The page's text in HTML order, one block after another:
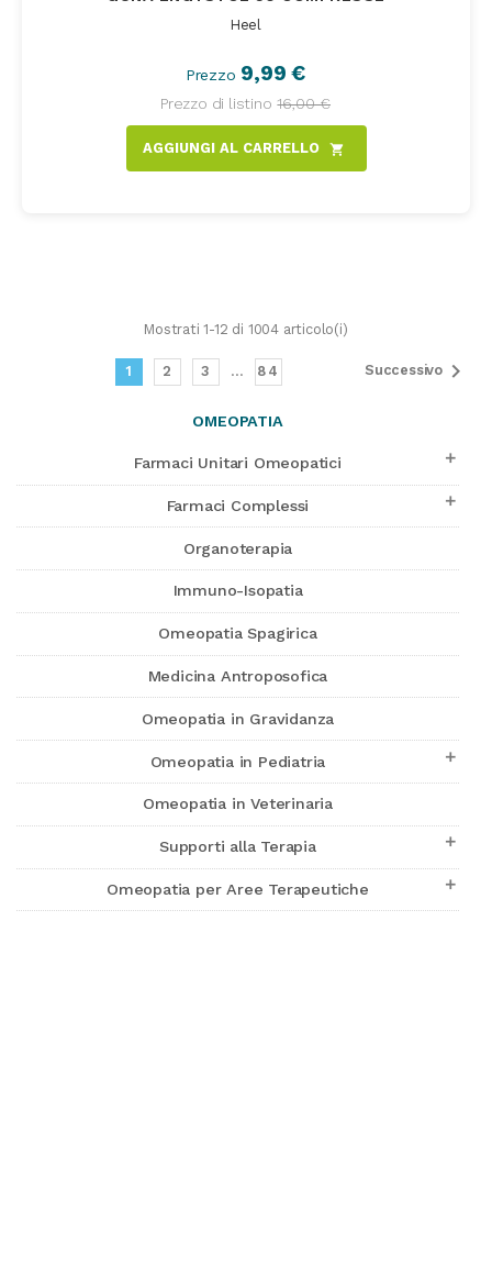
Heel
Prezzo 9,99 €
Prezzo di listino 16,00 €
AGGIUNGI AL CARRELLO shopping_cart
Mostrati 1-12 di 1004 articolo(i)
1 2 3 … 84 Successivo 
OMEOPATIA
Farmaci Unitari Omeopatici 
Farmaci Complessi 
Organoterapia
Immuno-Isopatia
Omeopatia Spagirica
Medicina Antroposofica
Omeopatia in Gravidanza
Omeopatia in Pediatria 
Omeopatia in Veterinaria
Supporti alla Terapia 
Omeopatia per Aree Terapeutiche 